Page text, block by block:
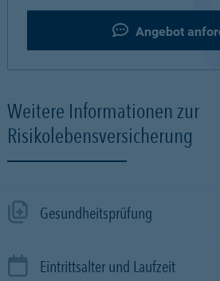
Angebot
Weitere Informationen zur
Risikolebensversicherung
Gesundheitsprüfung
Eintrittsalter und Laufzeit